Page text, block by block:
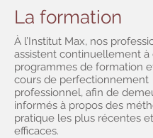
La formation
À l’Institut Max, nos
assistent continuellement à
programmes de formation
cours de perfectionnement
professionnel, afin de
informés à propos des
pratique les plus récentes
efficaces.